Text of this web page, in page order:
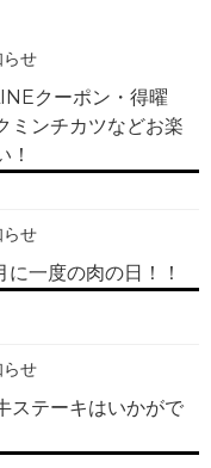
らせ
クーポン・得曜
ミンチカツなどお楽
！
らせ
一度の肉の日！！
らせ
ステーキはいかがで